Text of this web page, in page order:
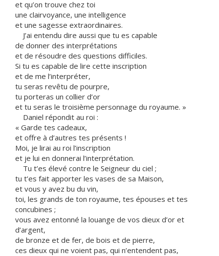
et qu’on trouve chez toi
une clairvoyance, une intelligence
et une sagesse extraordinaires.
J’ai entendu dire aussi que tu es capable
de donner des interprétations
et de résoudre des questions difficiles.
Si tu es capable de lire cette inscription
et de me l’interpréter,
tu seras revêtu de pourpre,
tu porteras un collier d’or
et tu seras le troisième personnage du royaume. »
Daniel répondit au roi :
« Garde tes cadeaux,
et offre à d’autres tes présents !
Moi, je lirai au roi l’inscription
et je lui en donnerai l’interprétation.
Tu t’es élevé contre le Seigneur du ciel ;
tu t’es fait apporter les vases de sa Maison,
et vous y avez bu du vin,
toi, les grands de ton royaume, tes épouses et tes
concubines ;
vous avez entonné la louange de vos dieux d’or et
d’argent,
de bronze et de fer, de bois et de pierre,
ces dieux qui ne voient pas, qui n’entendent pas,